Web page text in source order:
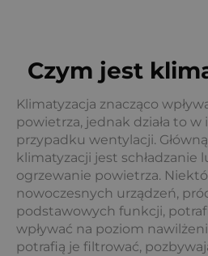
Czym jest
Klimatyzacja znacząco
powietrza, jednak działa to
przypadku wentylacji.
klimatyzacji jest schładzanie
ogrzewanie powietrza.
nowoczesnych urządzeń,
podstawowych funkcji,
wpływać na poziom
potrafią je filtrować,